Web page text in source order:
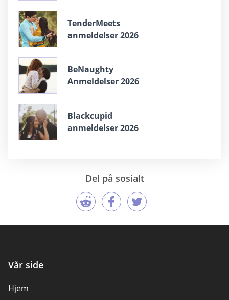
TenderMeets
anmeldelser 2026
BeNaughty
Anmeldelser 2026
Blackcupid
anmeldelser 2026
Del på sosialt
Vår side
Hjem